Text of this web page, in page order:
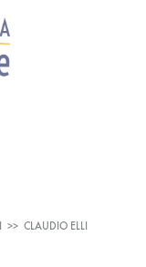
SU
>> CLAUDIO ELLI